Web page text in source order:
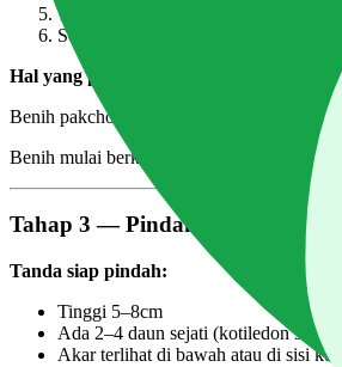
Tutup tray, simpan di tempat gelap
Setelah berkecambah, pindah ke
Hal yang perlu diperhatikan:
Benih pakchoy dan sawi lebih besar dari
Benih mulai berkecambah di hari ke-2
Tahap 3 — Pindah Tanam (Hari
Tanda siap pindah:
Tinggi 5–8cm
Ada 2–4 daun sejati (kotiledon sudah
Akar terlihat di bawah atau di sisi